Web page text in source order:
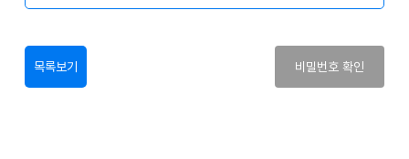
목록보기 비밀번호 확인